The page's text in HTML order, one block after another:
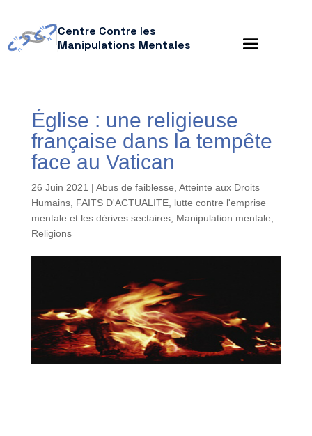
Centre Contre les
Manipulations Mentales
Église : une religieuse
française dans la tempête
face au Vatican
26 Juin 2021 | Abus de faiblesse Atteinte aux Droits
Humains, FAITS D'ACTUALITE, lutte contre l'emprise
mentale et les dérives sectaires, Manipulation mentale
Religions